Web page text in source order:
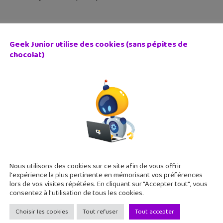
des treize plumes, un conte fantastique et féministe
sombre et féministe où une princesse brise ses chaînes
nous offre un beau moment de lecture.
Tous-Terrains : des vidéos pour fact-checker les
Geek Junior utilise des cookies (sans pépites de
chocolat)
Nous utilisons des cookies sur ce site afin de vous offrir
l'expérience la plus pertinente en mémorisant vos préférences
lors de vos visites répétées. En cliquant sur "Accepter tout", vous
consentez à l'utilisation de tous les cookies.
Choisir les cookies Tout refuser Tout accepter